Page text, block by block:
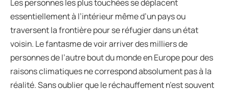
Les personnes les plus touchées se déplacent
essentiellement à l’intérieur même d’un pays ou
traversent la frontière pour se réfugier dans un état
voisin. Le fantasme de voir arriver des milliers de
personnes de l’autre bout du monde en Europe pour des
raisons climatiques ne correspond absolument pas à la
réalité. Sans oublier que le réchauffement n’est souvent